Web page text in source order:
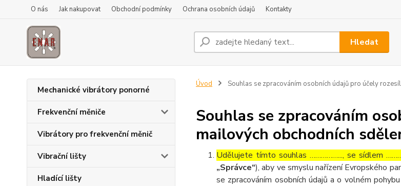
O nás Jak nakupovat Obchodní podmínky Ochrana osobních údajů Kontakty
Hledat
Mechanické vibrátory ponorné
Frekvenční měniče
Vibrátory pro frekvenční měnič
Vibrační lišty
Hladící lišty
Úvod Souhlas se zpracováním osobních údajů pro účely
Souhlas se zpracováním
mailových obchodních
Udělujete tímto souhlas ……………..., se sídlem
„Správce“), aby ve smyslu nařízení Evropského
se zpracováním osobních údajů a o volném